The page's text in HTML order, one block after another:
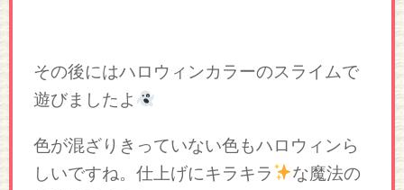
その後にはハロウィンカラーのスライムで
遊びましたよ
色が混ざりきっていない色もハロウィンら
しいですね。仕上げにキラキラ
な魔法の